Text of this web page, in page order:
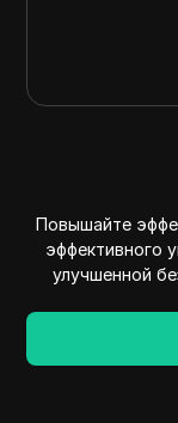
Повышайте
эффективного
улучшенной